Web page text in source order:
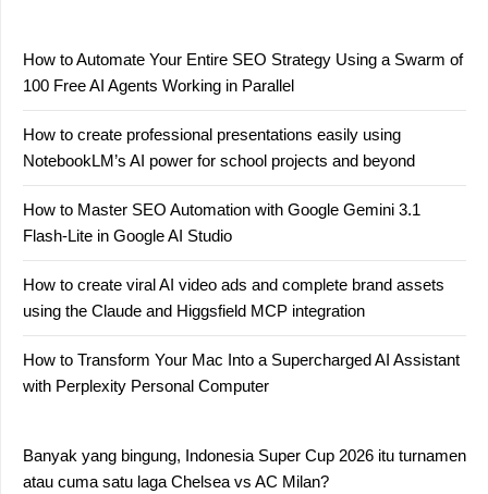
How to Automate Your Entire SEO Strategy Using a Swarm of
100 Free AI Agents Working in Parallel
How to create professional presentations easily using
NotebookLM’s AI power for school projects and beyond
How to Master SEO Automation with Google Gemini 3.1
Flash-Lite in Google AI Studio
How to create viral AI video ads and complete brand assets
using the Claude and Higgsfield MCP integration
How to Transform Your Mac Into a Supercharged AI Assistant
with Perplexity Personal Computer
Banyak yang bingung, Indonesia Super Cup 2026 itu turnamen
atau cuma satu laga Chelsea vs AC Milan?